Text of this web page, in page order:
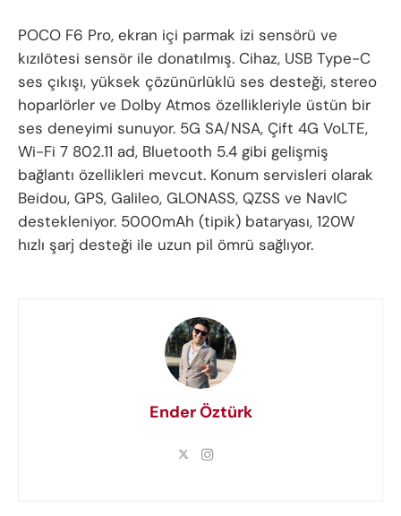
POCO F6 Pro, ekran içi parmak izi sensörü ve
kızılötesi sensör ile donatılmış. Cihaz, USB Type-C
ses çıkışı, yüksek çözünürlüklü ses desteği, stereo
hoparlörler ve Dolby Atmos özellikleriyle üstün bir
ses deneyimi sunuyor. 5G SA/NSA, Çift 4G VoLTE,
Wi-Fi 7 802.11 ad, Bluetooth 5.4 gibi gelişmiş
bağlantı özellikleri mevcut. Konum servisleri olarak
Beidou, GPS, Galileo, GLONASS, QZSS ve NavIC
destekleniyor. 5000mAh (tipik) bataryası, 120W
hızlı şarj desteği ile uzun pil ömrü sağlıyor.
Ender Öztürk